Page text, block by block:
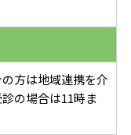
方は地域連携を介
の場合は11時ま